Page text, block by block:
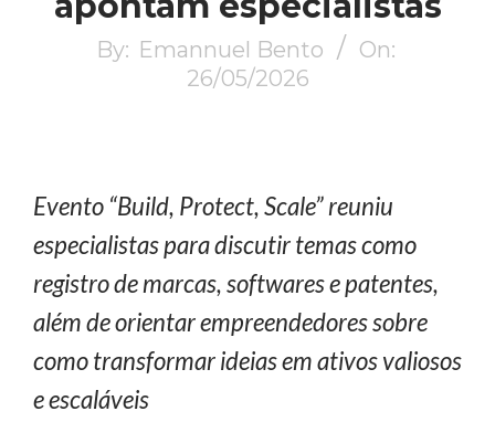
By: Emannuel Bento
On:
26/05/2026
Evento “Build, Protect, Scale” reuniu
especialistas para discutir temas como
registro de marcas, softwares e patentes,
além de orientar empreendedores sobre
como transformar ideias em ativos valiosos
e escaláveis